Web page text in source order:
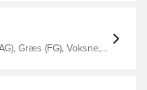
Græs (FG), Voksne,